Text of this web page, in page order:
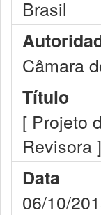
Brasil
Câmara
Título
[ Projeto
Revisora ]
Data
06/10/